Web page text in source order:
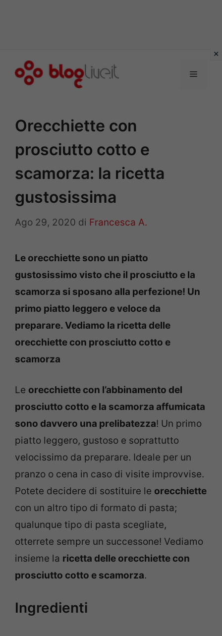
Menu
Orecchiette con
prosciutto cotto e
scamorza: la ricetta
gustosissima
Ago 29, 2020 di Francesca A.
Le orecchiette sono un piatto
gustosissimo visto che il prosciutto e la
scamorza si sposano alla perfezione! Un
primo piatto leggero e veloce da
preparare. Vediamo la ricetta delle
orecchiette con prosciutto cotto e
scamorza
Le orecchiette con l’abbinamento del
prosciutto cotto e la scamorza affumicata
sono davvero una prelibatezza! Un primo
piatto leggero, gustoso e soprattutto
velocissimo da preparare. Ideale per un
pranzo o cena in caso di visite improvvise.
Potete decidere di sostituire le orecchiette
con un altro tipo di formato di pasta;
qualunque tipo di pasta scegliate,
otterrete sempre un successone! Vediamo
insieme la ricetta delle orecchiette con
prosciutto cotto e scamorza.
Ingredienti